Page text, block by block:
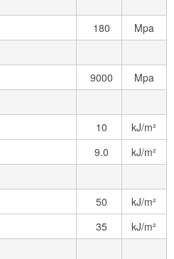
180
Mpa
9000
Mpa
10
kJ/m²
9.0
kJ/m²
50
kJ/m²
35
kJ/m²